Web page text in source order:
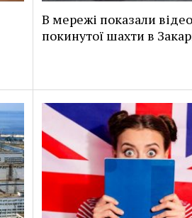
В мережі показали відео
покинутої шахти в